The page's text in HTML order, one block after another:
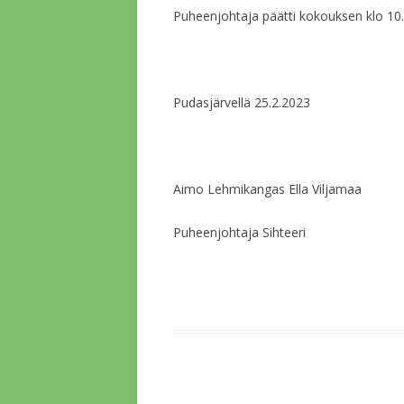
Puheenjohtaja päätti kokouksen klo
Pudasjärvellä 25.2.2023
Aimo Lehmikangas Ella Viljamaa
Puheenjohtaja Sihteeri